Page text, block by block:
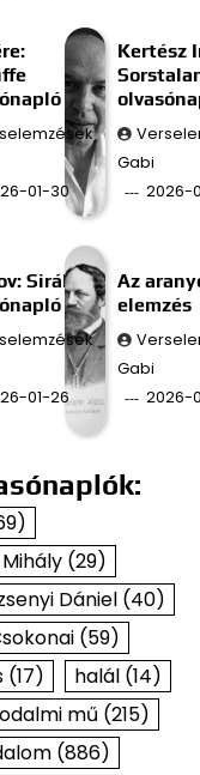
01-30
Kertész
Gabi
2026-
Sirály
01-26
Az
elemzés
Gabi
2026-
(29)
Dániel(40)
(59)
(17) halál(14)
mű (215)
(886)